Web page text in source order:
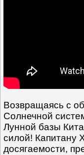
Возвращаясь с
Солнечной
Лунной базы
силой! Капитану
досягаемости,